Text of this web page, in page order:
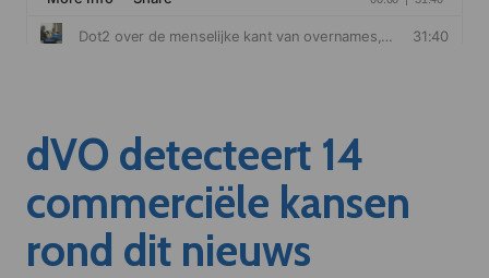
dVO detecteert 14
commerciële kansen
rond dit nieuws